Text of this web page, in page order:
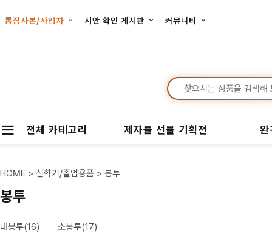
통장사본/사업자 시안 확인 게시판 커뮤니티
전체 카테고리 제자들 선물 기획전
HOME > 신학기/졸업용품 > 봉투
봉투
대봉투(16) 소봉투(17)